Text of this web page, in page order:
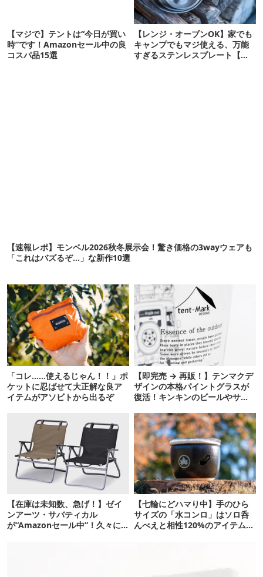
【マジで】テントは“今日が買い
時”です！Amazonセール中の良
コスパ品15選
【レンジ・オーブンOK】家でも
キャンプでもマジ使える、万能
すぎるステンレスプレート【ア
【速報レポ】モンベル2026秋冬展示会！驚き価格の3wayウェアも
「これはバズるぞ…」な新作10選
「コレ……使えるじゃん！！」ポ
ケットに忍ばせて大正解な良ア
イテムがアソビトから出るぞ
【即完売 → 再販！】テンマクデ
ザインの本格パイントグラスが
復活！キンキンのビールやサワ
【在庫は未知数、急げ！】ゼイ
ンアーツ・サバティカル
が“Amazonセール中”！久々に
【七輪にどハマり中】手のひら
サイズの「水コンロ」はソロ呑
んべえと相性120%のアイテムで